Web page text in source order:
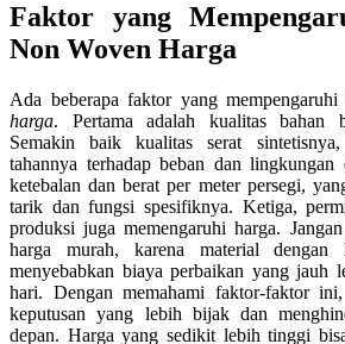
Faktor yang
Non Woven Harga
Ada beberapa faktor yang mempengaruhi
harga. Pertama adalah kualitas bahan
Semakin baik kualitas serat
tahannya terhadap beban dan lingkungan
ketebalan dan berat per meter persegi,
tarik dan fungsi spesifiknya. Ketiga,
produksi juga memengaruhi harga.
harga murah, karena material dengan
menyebabkan biaya perbaikan yang jauh
hari. Dengan memahami faktor-faktor
keputusan yang lebih bijak dan
depan. Harga yang sedikit lebih tinggi